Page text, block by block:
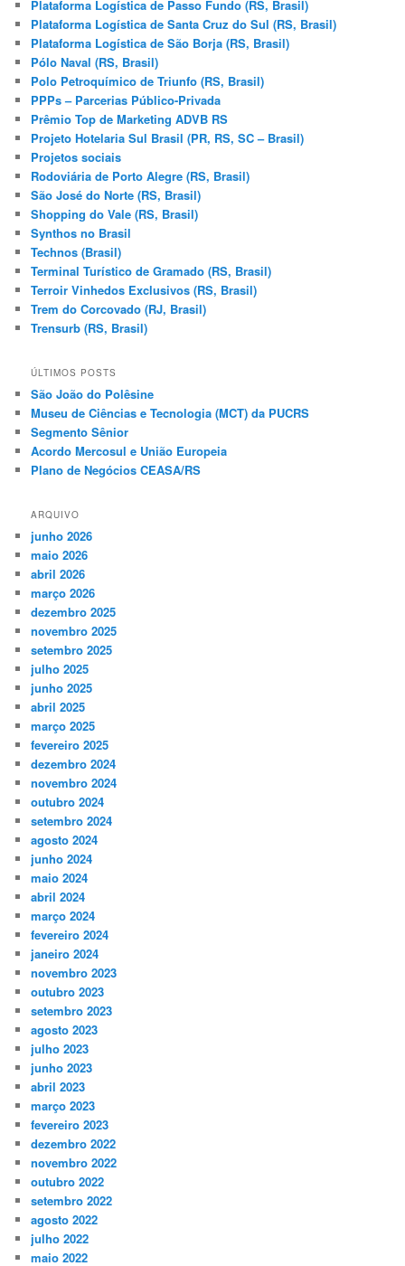
Plataforma Logística de Passo Fundo (RS, Brasil)
Plataforma Logística de Santa Cruz do Sul (RS, Brasil)
Plataforma Logística de São Borja (RS, Brasil)
Pólo Naval (RS, Brasil)
Polo Petroquímico de Triunfo (RS, Brasil)
PPPs – Parcerias Público-Privada
Prêmio Top de Marketing ADVB RS
Projeto Hotelaria Sul Brasil (PR, RS, SC – Brasil)
Projetos sociais
Rodoviária de Porto Alegre (RS, Brasil)
São José do Norte (RS, Brasil)
Shopping do Vale (RS, Brasil)
Synthos no Brasil
Technos (Brasil)
Terminal Turístico de Gramado (RS, Brasil)
Terroir Vinhedos Exclusivos (RS, Brasil)
Trem do Corcovado (RJ, Brasil)
Trensurb (RS, Brasil)
ÚLTIMOS POSTS
São João do Polêsine
Museu de Ciências e Tecnologia (MCT) da PUCRS
Segmento Sênior
Acordo Mercosul e União Europeia
Plano de Negócios CEASA/RS
ARQUIVO
junho 2026
maio 2026
abril 2026
março 2026
dezembro 2025
novembro 2025
setembro 2025
julho 2025
junho 2025
abril 2025
março 2025
fevereiro 2025
dezembro 2024
novembro 2024
outubro 2024
setembro 2024
agosto 2024
junho 2024
maio 2024
abril 2024
março 2024
fevereiro 2024
janeiro 2024
novembro 2023
outubro 2023
setembro 2023
agosto 2023
julho 2023
junho 2023
abril 2023
março 2023
fevereiro 2023
dezembro 2022
novembro 2022
outubro 2022
setembro 2022
agosto 2022
julho 2022
maio 2022